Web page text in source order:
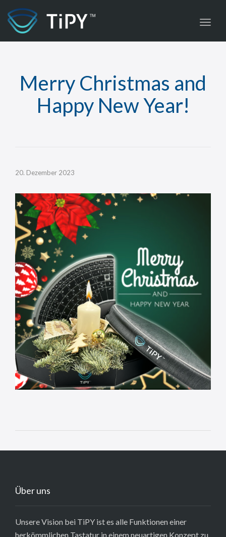
Merry Christmas and
Happy New Year!
20. Dezember 2023
Über uns
Unsere Vision bei TiPY ist es alle Funktionen einer
herkömmlichen Tastatur in einem neuartigen Konzept zu